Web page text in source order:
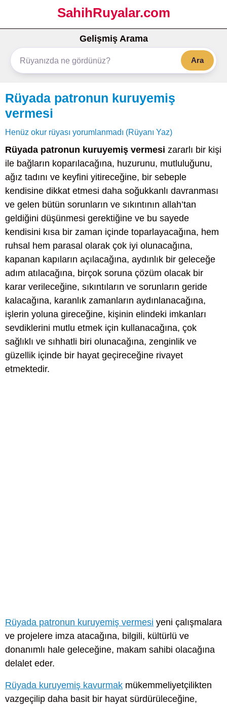
SahihRuyalar.com
Gelişmiş Arama
Ara
Rüyada patronun kuruyemiş
vermesi
Henüz okur rüyası yorumlanmadı (Rüyanı Yaz)
Rüyada patronun kuruyemiş vermesi zararlı bir kişi
ile bağların koparılacağına, huzurunu, mutluluğunu,
ağız tadını ve keyfini yitireceğine, bir sebeple
kendisine dikkat etmesi daha soğukkanlı davranması
ve gelen bütün sorunların ve sıkıntının allah’tan
geldiğini düşünmesi gerektiğine ve bu sayede
kendisini kısa bir zaman içinde toparlayacağına, hem
ruhsal hem parasal olarak çok iyi olunacağına,
kapanan kapıların açılacağına, aydınlık bir geleceğe
adım atılacağına, birçok soruna çözüm olacak bir
karar verileceğine, sıkıntıların ve sorunların geride
kalacağına, karanlık zamanların aydınlanacağına,
işlerin yoluna gireceğine, kişinin elindeki imkanları
sevdiklerini mutlu etmek için kullanacağına, çok
sağlıklı ve sıhhatli biri olunacağına, zenginlik ve
güzellik içinde bir hayat geçireceğine rivayet
etmektedir.
Rüyada patronun kuruyemiş vermesi yeni çalışmalara
ve projelere imza atacağına, bilgili, kültürlü ve
donanımlı hale geleceğine, makam sahibi olacağına
delalet eder.
Rüyada kuruyemiş kavurmak mükemmeliyetçilikten
vazgeçilip daha basit bir hayat sürdürüleceğine,